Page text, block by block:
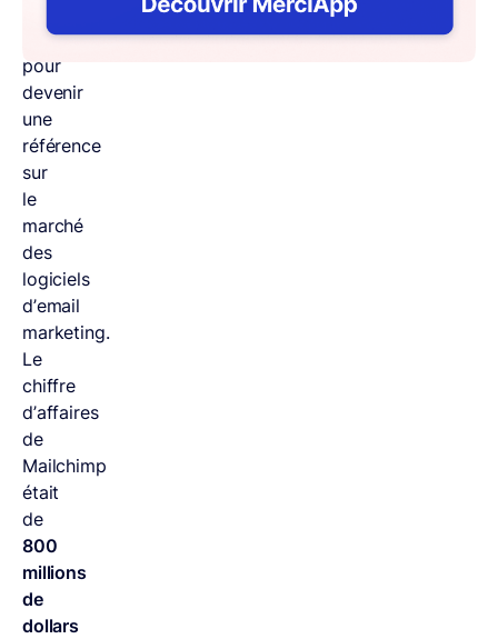
rapide
pour
devenir
une
référence
sur
le
marché
des
logiciels
d’email
marketing.
Le
chiffre
d’affaires
de
Mailchimp
était
de
800
millions
de
dollars